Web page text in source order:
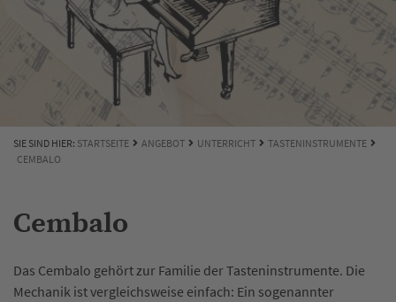
SIE SIND HIER: STARTSEITE ANGEBOT UNTERRICHT
TASTENINSTRUMENTE
CEMBALO
Cembalo
Das Cembalo gehört zur Familie der Tasteninstrumente. Die
Mechanik ist vergleichsweise einfach: Ein sogenannter